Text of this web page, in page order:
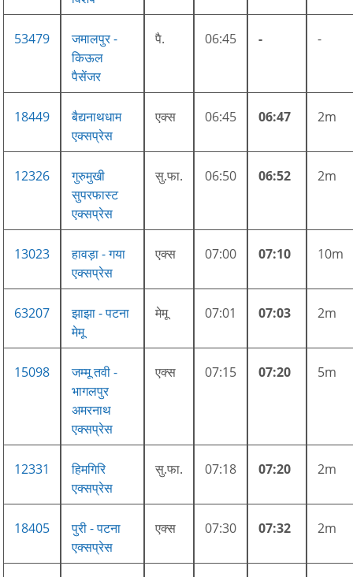
53479
जमालपुर -
किऊल
पैसेंजर
पै. 06:45 - -
18449
बैद्यनाथधाम
एक्सप्रेस
एक्स 06:45 06:47 2m
12326
गुरुमुखी
सुपरफास्ट
एक्सप्रेस
सु.फा. 06:50 06:52 2m
13023
हावड़ा - गया
एक्सप्रेस
एक्स 07:00 07:10 10m
63207
झाझा - पटना
मेमू
मेमू 07:01 07:03 2m
15098
जम्मू तवी -
भागलपुर
अमरनाथ
एक्सप्रेस
एक्स 07:15 07:20 5m
12331
हिमगिरि
एक्सप्रेस
सु.फा. 07:18 07:20 2m
18405
पुरी - पटना
एक्सप्रेस
एक्स 07:30 07:32 2m